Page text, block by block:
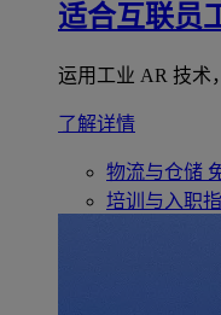
适合互联员
运用工业 AR 技术
了解详情
物流与仓储
培训与入职